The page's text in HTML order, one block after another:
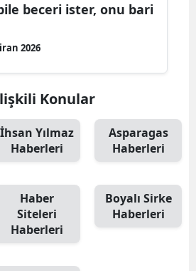
beceri ister, onu bari
2026
Konular
İhsan Yılmaz
Haberleri
Asparagas
Haberleri
Haber
Siteleri
Haberleri
Boyalı Sirke
Haberleri